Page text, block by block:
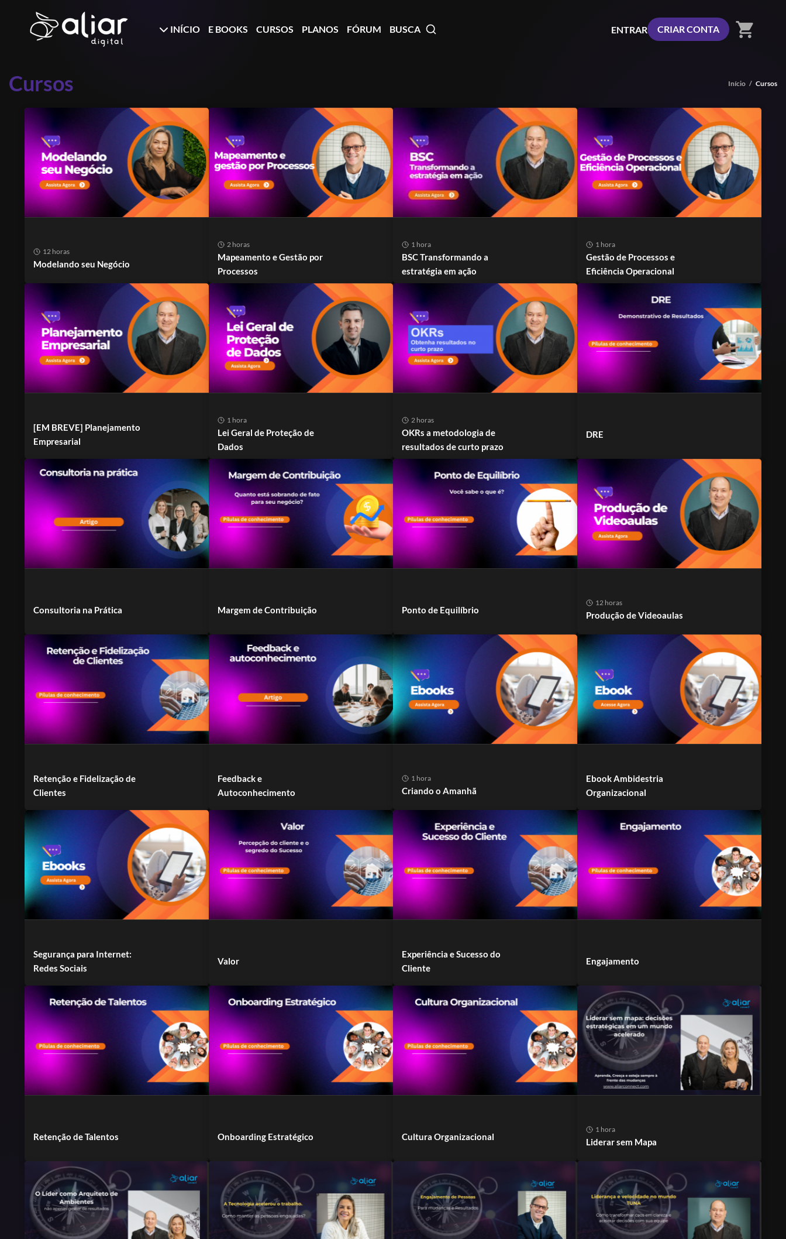
INÍCIO E BOOKS CURSOS PLANOS FÓRUM BUSCA ENTRAR CRIAR CONTA shopping_cart
Cursos Início / Cursos
12 horas
Modelando seu Negócio
2 horas
Mapeamento e Gestão por
Processos
1 hora
BSC Transformando a
estratégia em ação
1 hora
Gestão de Processos e
Eficiência Operacional
[EM BREVE] Planejamento
Empresarial
1 hora
Lei Geral de Proteção de
Dados
2 horas
OKRs a metodologia de
resultados de curto prazo
DRE
Consultoria na Prática Margem de Contribuição Ponto de Equilíbrio
12 horas
Produção de Videoaulas
Retenção e Fidelização de
Clientes
Feedback e
Autoconhecimento
1 hora
Criando o Amanhã
Ebook Ambidestria
Organizacional
Segurança para Internet:
Redes Sociais
Valor
Experiência e Sucesso do
Cliente
Engajamento
Retenção de Talentos Onboarding Estratégico Cultura Organizacional
1 hora
Liderar sem Mapa